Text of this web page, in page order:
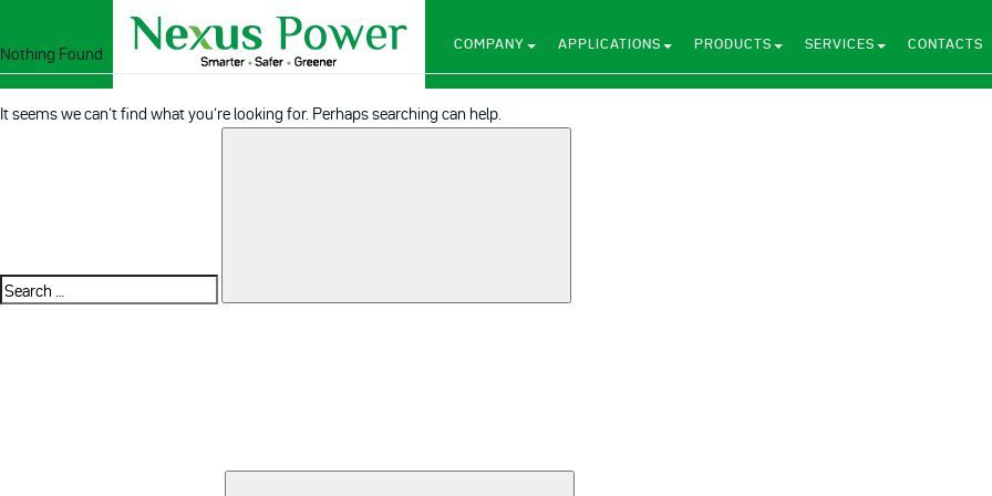
COMPANY APPLICATIONS PRODUCTS SERVICES CONTACTS
Nothing Found
It seems we can’t find what you’re looking for. Perhaps searching can help.